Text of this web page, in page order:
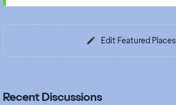
Edit Featured Places
Recent Discussions